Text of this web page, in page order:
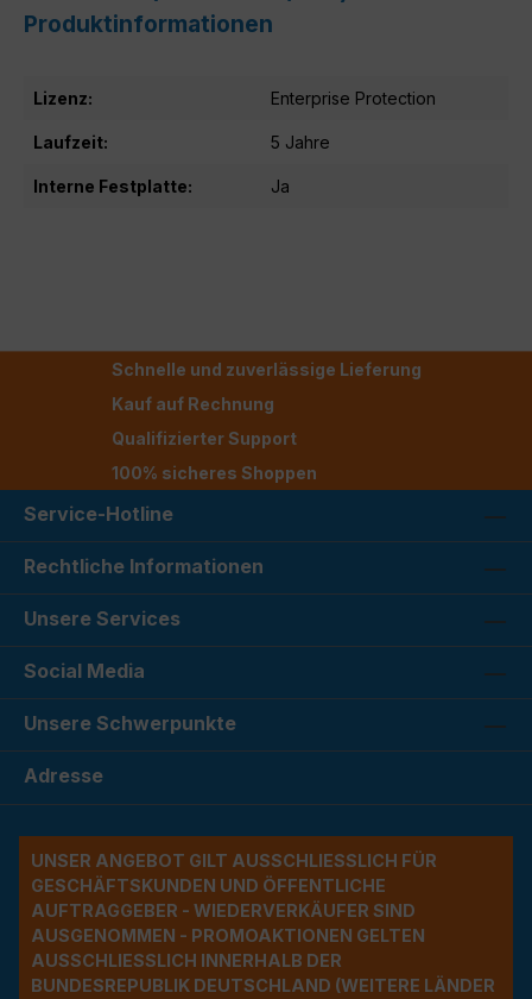
Produktinformationen
Lizenz: Enterprise Protection
Laufzeit: 5 Jahre
Interne Festplatte: Ja
Schnelle und zuverlässige Lieferung
Kauf auf Rechnung
Qualifizierter Support
100% sicheres Shoppen
Service-Hotline
Rechtliche Informationen
Unsere Services
Social Media
Unsere Schwerpunkte
Adresse
UNSER ANGEBOT GILT AUSSCHLIESSLICH FÜR G
ESCHÄFTSKUNDEN UND ÖFFENTLICHE A
UFTRAGGEBER - WIEDERVERKÄUFER SIND A
USGENOMMEN - PROMOAKTIONEN GELTEN A
USSCHLIESSLICH INNERHALB DER BU
NDESREPUBLIK DEUTSCHLAND (WEITERE LÄNDER NU